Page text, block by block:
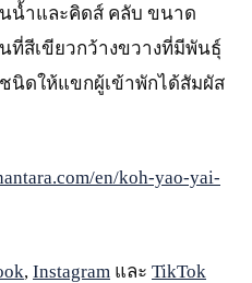
น้ำและคิดส์ คลับ ขนาด
ที่สีเขียวกว้างขวางที่มีพันธุ์
นิดให้แขกผู้เข้าพักได้สัมผัส
en/koh-yao-yai-
, Instagram และ TikTok